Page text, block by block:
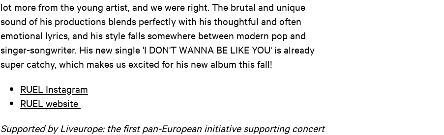
lot more from the young artist, and we were right. The brutal and unique
sound of his productions blends perfectly with his thoughtful and often
emotional lyrics, and his style falls somewhere between modern pop and
singer-songwriter. His new single 'I DON'T WANNA BE LIKE YOU' is already
super catchy, which makes us excited for his new album this fall!
RUEL Instagram
RUEL website
Supported by Liveurope: the first pan-European initiative supporting concert